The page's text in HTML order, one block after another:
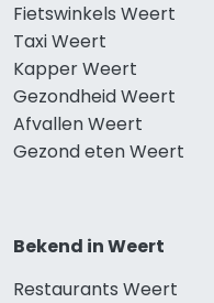
Fietswinkels Weert
Taxi Weert
Kapper Weert
Gezondheid Weert
Afvallen Weert
Gezond eten Weert
Bekend in Weert
Restaurants Weert